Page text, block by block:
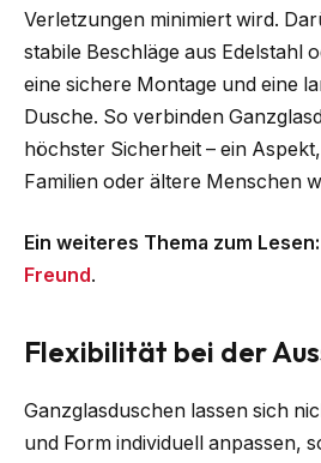
Verletzungen minimiert wird.
stabile Beschläge aus Edelstahl
eine sichere Montage und eine
Dusche. So verbinden
höchster Sicherheit – ein
Familien oder ältere Menschen
Ein weiteres Thema zum Lesen:
Freund .
Flexibilität bei der
Ganzglasduschen lassen sich
und Form individuell anpassen,